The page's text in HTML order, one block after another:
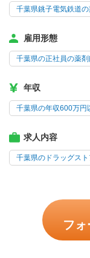
千葉県銚子電気鉄道の
雇用形態
千葉県の正社員の薬剤
年収
千葉県の年収600万円
求人内容
千葉県のドラッグス
フ